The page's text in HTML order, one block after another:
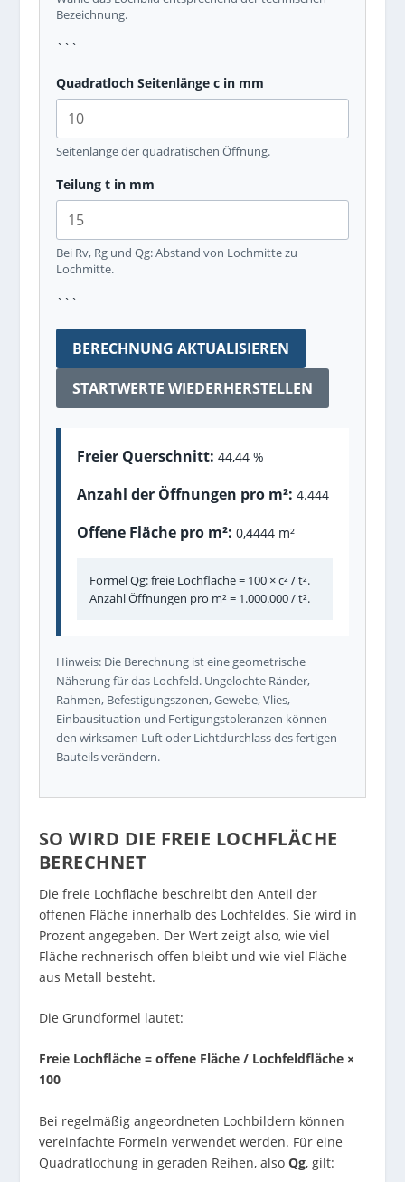
Bezeichnung.
```
Quadratloch Seitenlänge c in mm
Seitenlänge der quadratischen Öffnung.
Teilung t in mm
Bei Rv, Rg und Qg: Abstand von Lochmitte zu
Lochmitte.
```
BERECHNUNG AKTUALISIEREN
STARTWERTE WIEDERHERSTELLEN
Freier Querschnitt: 44,44%
Anzahl der Öffnungen pro m²: 4.444
Offene Fläche pro m²: 0,4444m²
Formel Qg: freie Lochfläche = 100 × c² / t².
Anzahl Öffnungen pro m² = 1.000.000 / t².
Hinweis: Die Berechnung ist eine geometrische
Näherung für das Lochfeld. Ungelochte Ränder,
Rahmen, Befestigungszonen, Gewebe, Vlies,
Einbausituation und Fertigungstoleranzen können
den wirksamen Luft oder Lichtdurchlass des fertigen
Bauteils verändern.
SO WIRD DIE FREIE LOCHFLÄCHE
BERECHNET
Die freie Lochfläche beschreibt den Anteil der
offenen Fläche innerhalb des Lochfeldes. Sie wird in
Prozent angegeben. Der Wert zeigt also, wie viel
Fläche rechnerisch offen bleibt und wie viel Fläche
aus Metall besteht.
Die Grundformel lautet:
Freie Lochfläche = offene Fläche / Lochfeldfläche ×
100
Bei regelmäßig angeordneten Lochbildern können
vereinfachte Formeln verwendet werden. Für eine
Quadratlochung in geraden Reihen, also Qg, gilt: